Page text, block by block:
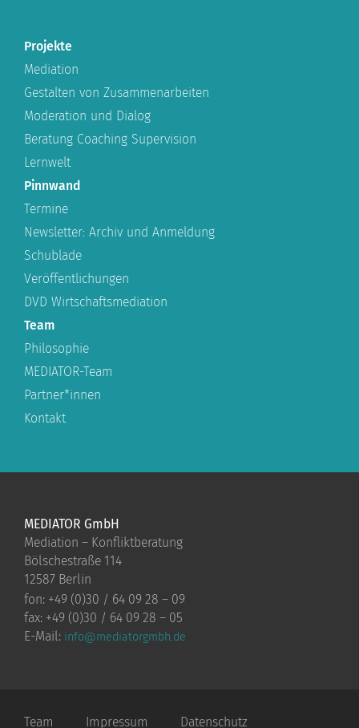
Projekte
Mediation
Gestalten von Zusammenarbeiten
Moderation und Dialog
Beratung Coaching Supervision
Lernwelt
Pinnwand
Termine
Newsletter: Archiv und Anmeldung
Schublade
Veröffentlichungen
DVD Wirtschaftsmediation
Team
Philosophie
MEDIATOR-Team
Partner*innen
Kontakt
MEDIATOR GmbH
Mediation – Konfliktberatung
Bölschestraße 114
12587 Berlin
fon: +49 (0)30 / 64 09 28 – 09
fax: +49 (0)30 / 64 09 28 – 05
E-Mail: info@mediatorgmbh.de
Team Impressum Datenschutz